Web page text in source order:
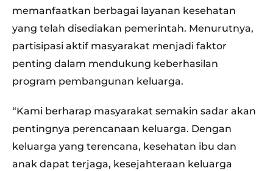
memanfaatkan berbagai layanan kesehatan
yang telah disediakan pemerintah. Menurutnya,
partisipasi aktif masyarakat menjadi faktor
penting dalam mendukung keberhasilan
program pembangunan keluarga.
“Kami berharap masyarakat semakin sadar akan
pentingnya perencanaan keluarga. Dengan
keluarga yang terencana, kesehatan ibu dan
anak dapat terjaga, kesejahteraan keluarga